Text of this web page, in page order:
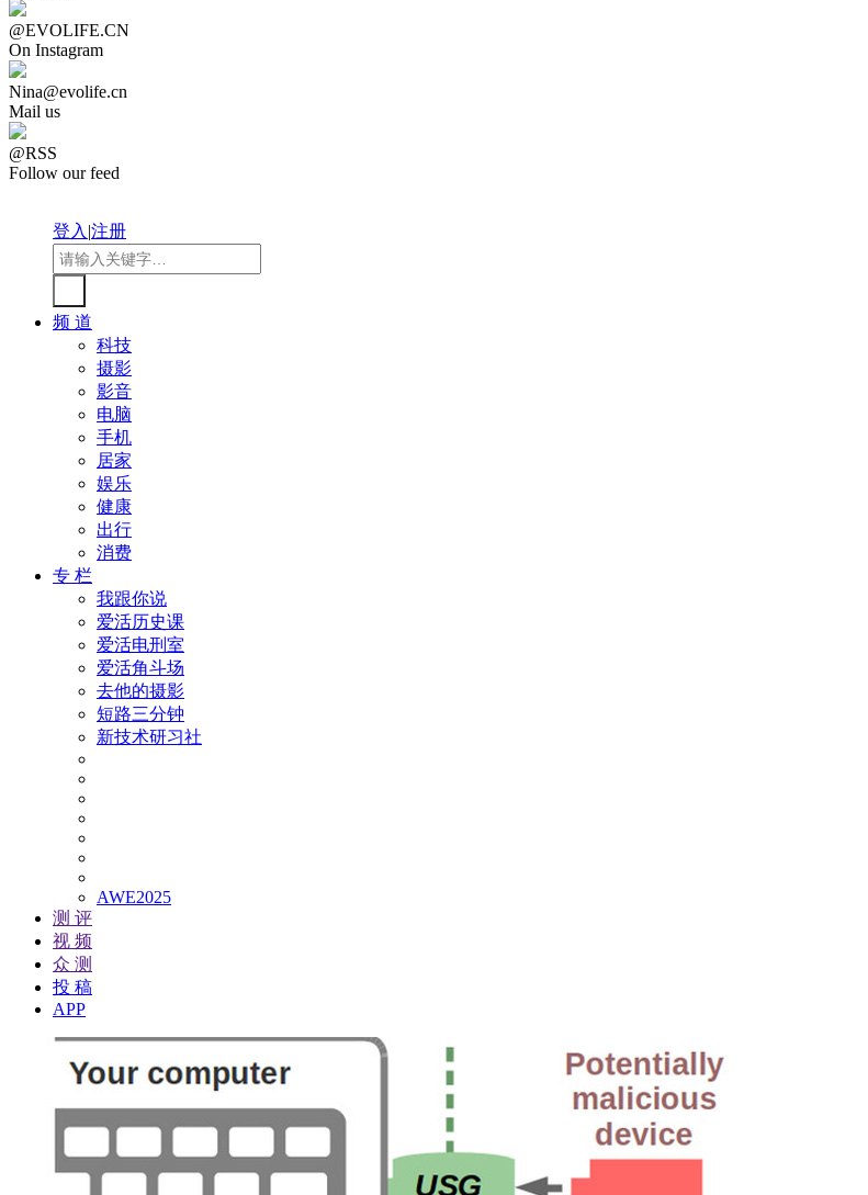
@EVOLIFE.CN
On Instagram
Nina@evolife.cn
Mail us
@RSS
Follow our feed
登入|注册
频 道
科技
摄影
影音
电脑
手机
居家
娱乐
健康
出行
消费
专 栏
我跟你说
爱活历史课
爱活电刑室
爱活角斗场
去他的摄影
短路三分钟
新技术研习社
AWE2025
测 评
视 频
众 测
投 稿
APP